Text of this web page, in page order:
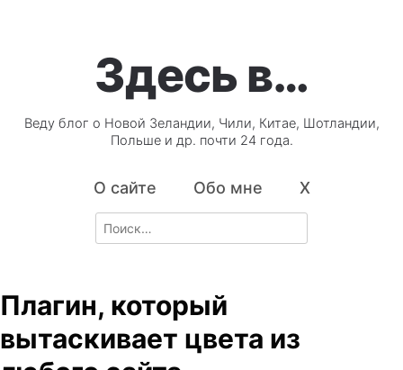
Здесь в…
Веду блог о Новой Зеландии, Чили, Китае, Шотландии,
Польше и др. почти 24 года.
О сайте Обо мне X
Search
for:
Плагин, который
вытаскивает цвета из